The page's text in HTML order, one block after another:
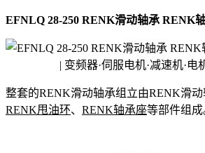
EFNLQ 28-250 RENK滑动轴承 RENK
整套的RENK滑动轴承组立由RENK滑动
RENK甩油环、 RENK轴承座等部件组成